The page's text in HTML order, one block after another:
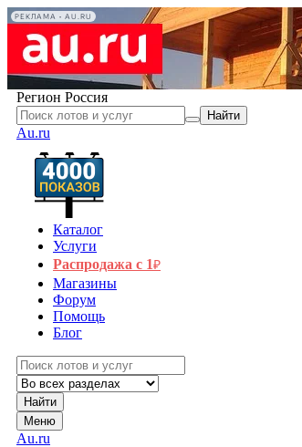
РЕКЛАМА • AU.RU
Регион Россия
Найти
Au.ru
Каталог
Услуги
Распродажа с 1₽
Магазины
Форум
Помощь
Блог
Найти
Меню
Au.ru